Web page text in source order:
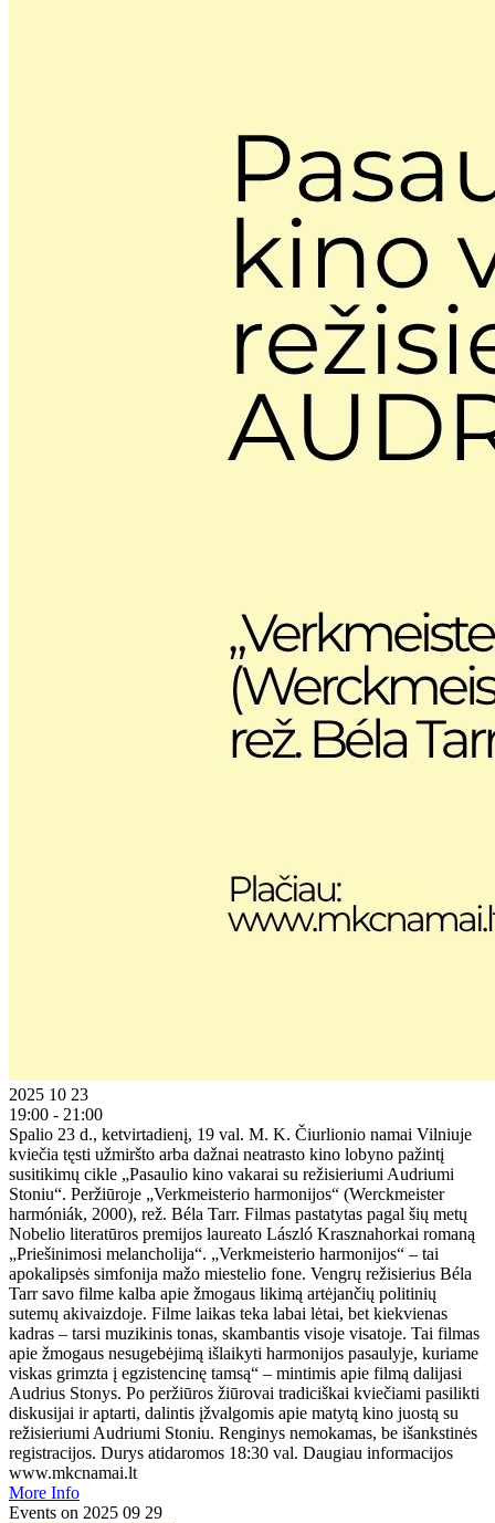
2025 10 23
19:00 - 21:00
Spalio 23 d., ketvirtadienį, 19 val. M. K. Čiurlionio namai Vilniuje
kviečia tęsti užmiršto arba dažnai neatrasto kino lobyno pažintį
susitikimų cikle „Pasaulio kino vakarai su režisieriumi Audriumi
Stoniu“. Peržiūroje „Verkmeisterio harmonijos“ (Werckmeister
harmóniák, 2000), rež. Béla Tarr. Filmas pastatytas pagal šių metų
Nobelio literatūros premijos laureato László Krasznahorkai romaną
„Priešinimosi melancholija“. „Verkmeisterio harmonijos“ – tai
apokalipsės simfonija mažo miestelio fone. Vengrų režisierius Béla
Tarr savo filme kalba apie žmogaus likimą artėjančių politinių
sutemų akivaizdoje. Filme laikas teka labai lėtai, bet kiekvienas
kadras – tarsi muzikinis tonas, skambantis visoje visatoje. Tai filmas
apie žmogaus nesugebėjimą išlaikyti harmonijos pasaulyje, kuriame
viskas grimzta į egzistencinę tamsą“ – mintimis apie filmą dalijasi
Audrius Stonys. Po peržiūros žiūrovai tradiciškai kviečiami pasilikti
diskusijai ir aptarti, dalintis įžvalgomis apie matytą kino juostą su
režisieriumi Audriumi Stoniu. Renginys nemokamas, be išankstinės
registracijos. Durys atidaromos 18:30 val. Daugiau informacijos
www.mkcnamai.lt
More Info
Events on 2025 09 29